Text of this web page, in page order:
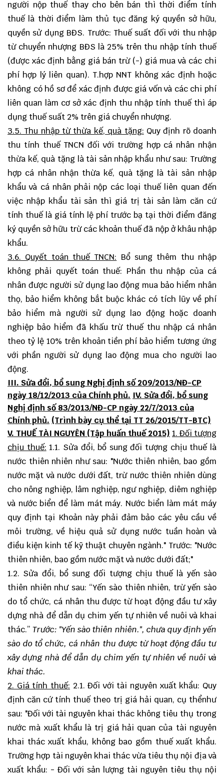
người nộp thuế thay cho bên bán thì thời điểm tính
thuế là thời điểm làm thủ tục đăng ký quyền sở hữu,
quyền sử dụng BĐS. Trước: Thuế suất đối với thu nhập
từ chuyển nhượng BĐS là 25% trên thu nhập tính thuế
(được xác định bằng giá bán trừ (-) giá mua và các chi
phí hợp lý liên quan). T.hợp NNT không xác định hoặc
không có hồ sơ để xác định được giá vốn và các chi phí
liên quan làm cơ sở xác định thu nhập tính thuế thì áp
dụng thuế suất 2% trên giá chuyển nhượng.
3.5. Thu nhập từ thừa kế, quà tặng: Quy định rõ doanh
thu tính thuế TNCN đối với trường hợp cá nhân nhận
thừa kế, quà tặng là tài sản nhập khẩu như sau: Trường
hợp cá nhân nhận thừa kế, quà tặng là tài sản nhập
khẩu và cá nhân phải nộp các loại thuế liên quan đến
việc nhập khẩu tài sản thì giá trị tài sản làm căn cứ
tính thuế là giá tính lệ phí trước bạ tại thời điểm đăng
ký quyền sở hữu trừ các khoản thuế đã nộp ở khâu nhập
khẩu.
3.6. Quyết toán thuế TNCN: Bổ sung thêm thu nhập
không phải quyết toán thuế: Phần thu nhập của cá
nhân được người sử dụng lao động mua bảo hiểm nhân
thọ, bảo hiểm không bắt buộc khác có tích lũy về phí
bảo hiểm mà người sử dụng lao động hoặc doanh
nghiệp bảo hiểm đã khấu trừ thuế thu nhập cá nhân
theo tỷ lệ 10% trên khoản tiền phí bảo hiểm tương ứng
với phần người sử dụng lao động mua cho người lao
động.
III. Sửa đổi, bổ sung Nghị định số 209/2013/NĐ-CP
ngày 18/12/2013 của Chính phủ. IV. Sửa đổi, bổ sung
Nghị định số 83/2013/NĐ-CP ngày 22/7/2013 của
Chính phủ. (Trình bày cụ thể tại TT 26/2015/TT-BTC)
V. THUẾ TÀI NGUYÊN (Tập huấn thuế 2015) 1. Đối tượng
chịu thuế: 1.1. Sửa đổi, bổ sung đối tượng chịu thuế là
nước thiên nhiên như sau: "Nước thiên nhiên, bao gồm
nước mặt và nước dưới đất, trừ nước thiên nhiên dùng
cho nông nghiệp, lâm nghiệp, ngư nghiệp, diêm nghiệp
và nước biển để làm mát máy. Nước biển làm mát máy
quy định tại Khoản này phải đảm bảo các yêu cầu về
môi trường, về hiệu quả sử dụng nước tuần hoàn và
điều kiện kinh tế kỹ thuật chuyên ngành." Trước: "Nước
thiên nhiên, bao gồm nước mặt và nước dưới đất;"
1.2. Sửa đổi, bổ sung đối tượng chịu thuế là yến sào
thiên nhiên như sau: “Yến sào thiên nhiên, trừ yến sào
do tổ chức, cá nhân thu được từ hoạt động đầu tư xây
dựng nhà để dẫn dụ chim yến tự nhiên về nuôi và khai
thác.”Trước: "Yến sào thiên nhiên.", chưa quy định yến
sào do tổ chức, cá nhân thu được từ hoạt động đầu tư
xây dựng nhà để dẫn dụ chim yến tự nhiên về nuôi và
khai thác.
2. Giá tính thuế: 2.1. Đối với tài nguyên xuất khẩu: Quy
định căn cứ tính thuế theo trị giá hải quan, cụ thểnhư
sau: "Đối với tài nguyên khai thác không tiêu thụ trong
nước mà xuất khẩu là trị giá hải quan của tài nguyên
khai thác xuất khẩu, không bao gồm thuế xuất khẩu.
Trường hợp tài nguyên khai thác vừa tiêu thụ nội địa và
xuất khẩu: - Đối với sản lượng tài nguyên tiêu thụ nội